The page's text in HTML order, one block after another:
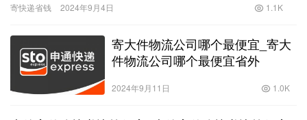
名的快…
寄快递省钱 2024年9月4日 1.1K
寄大件物流公司哪个最便宜_寄大
件物流公司哪个最便宜省外
2024年9月11日 1.0K